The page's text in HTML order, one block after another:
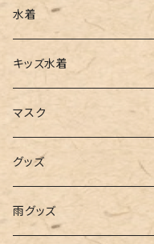
チュニック
タンクトップ
キャミソール
インナー
ビスチェ
カーゴパンツ
サロペット
ガウチョ
レギンス
その他
オールインワン
サンダル
スニーカー
フラットシューズ
レインシューズ
レースアップ
ショルダー
バックパック
カゴバッグ
エコバッグ
リュック
その他
水着
ワンピース
ビキニ
ワンショルダー
オフショルダー
キッズ水着
女の子
男の子
ユニセックス
マスク
アクセサリー
マスクケース
グッズ
帽子
雨グッズ